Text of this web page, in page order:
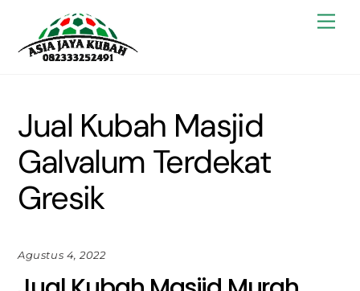
content
Jual Kubah Masjid
Galvalum Terdekat
Gresik
Agustus 4, 2022